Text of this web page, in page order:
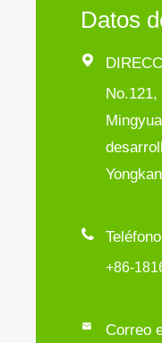
Datos

 Teléfono
+86-
 Correo